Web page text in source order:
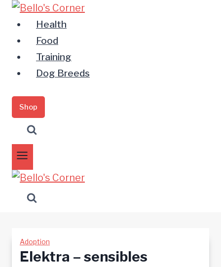
Zum
Inhalt
springen
Health
Food
Training
Dog Breeds
Shop
Adoption
Elektra – sensibles